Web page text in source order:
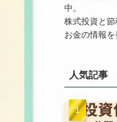
中。
株式投資と
お金の情報を
人気記事